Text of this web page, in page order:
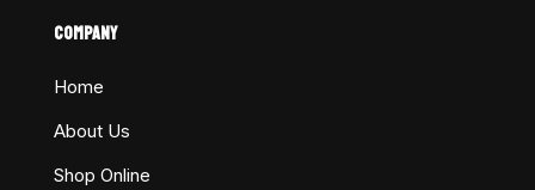
COMPANY
Home
About Us
Shop Online